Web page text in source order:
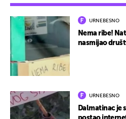
URNEBESNO
Nema ribe!
nasmijao
URNEBESNO
Dalmatinac je